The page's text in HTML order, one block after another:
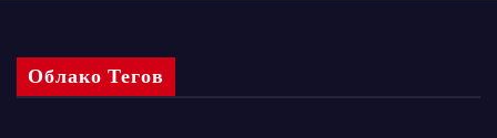
Облако Тегов